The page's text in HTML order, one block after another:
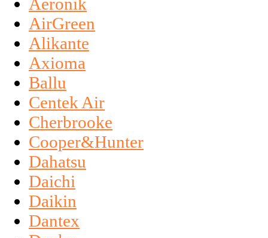
AirGreen
Alikante
Axioma
Ballu
Centek Air
Cherbrooke
Cooper&Hunter
Dahatsu
Daichi
Daikin
Dantex